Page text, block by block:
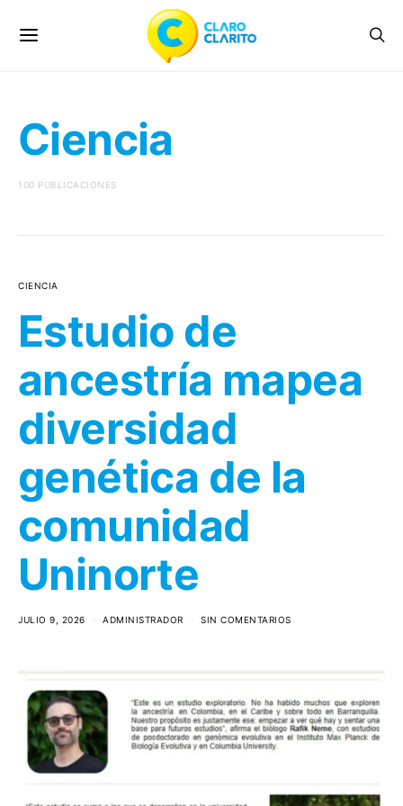
Ciencia
100 PUBLICACIONES
CIENCIA
Estudio de
ancestría mapea
diversidad
genética de la
comunidad
Uninorte
JULIO 9, 2026 ADMINISTRADOR SIN COMENTARIOS